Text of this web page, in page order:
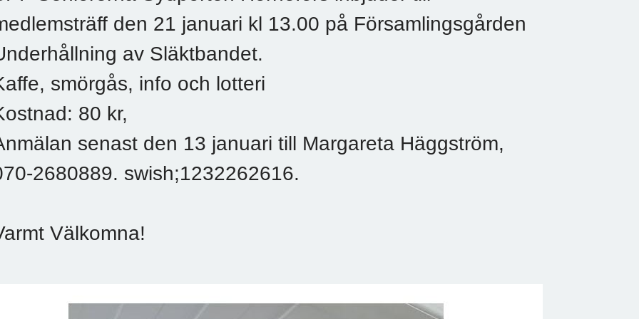
den 21 januari kl 13.00 på Församlingsgården
av Släktbandet.
smörgås, info och lotteri
80 kr,
senast den 13 januari till Margareta Häggström,
2680889. swish;1232262616.
Välkomna!